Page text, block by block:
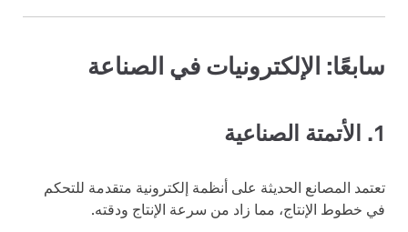
سابعًا: الإلكترونيات في الصناعة
1. الأتمتة الصناعية
تعتمد المصانع الحديثة على أنظمة إلكترونية متقدمة للتحكم
في خطوط الإنتاج، مما زاد من سرعة الإنتاج ودقته.